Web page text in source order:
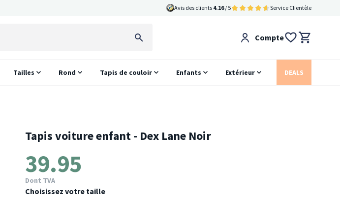
Avis des clients 4.16/ 5 Service Clientèle
Compte
Tailles Rond Tapis de couloir Enfants Extérieur DEALS
Tapis voiture enfant - Dex Lane Noir
39.95
Dont TVA
Choisissez votre taille